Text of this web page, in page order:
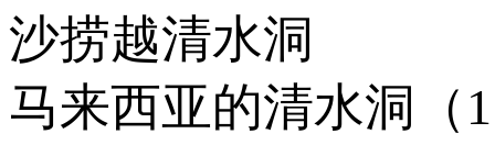
沙捞越清水洞
马来西亚的清水洞（